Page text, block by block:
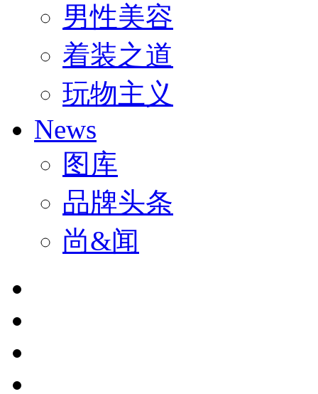
男性美容
着装之道
玩物主义
News
图库
品牌头条
尚&闻